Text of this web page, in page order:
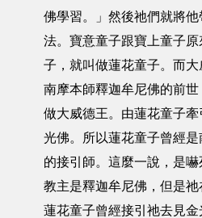
佛學習。」然後祂們就將
法。寶意童子跟寶上童子
子，就叫做蓮花童子。而
南摩本師釋迦牟尼佛的前
做大威德王。由蓮花童子
光佛。所以蓮花童子曾經
的接引師。這麼一說，是
教主是釋迦牟尼佛，但是祂
蓮花童子曾經接引祂去見